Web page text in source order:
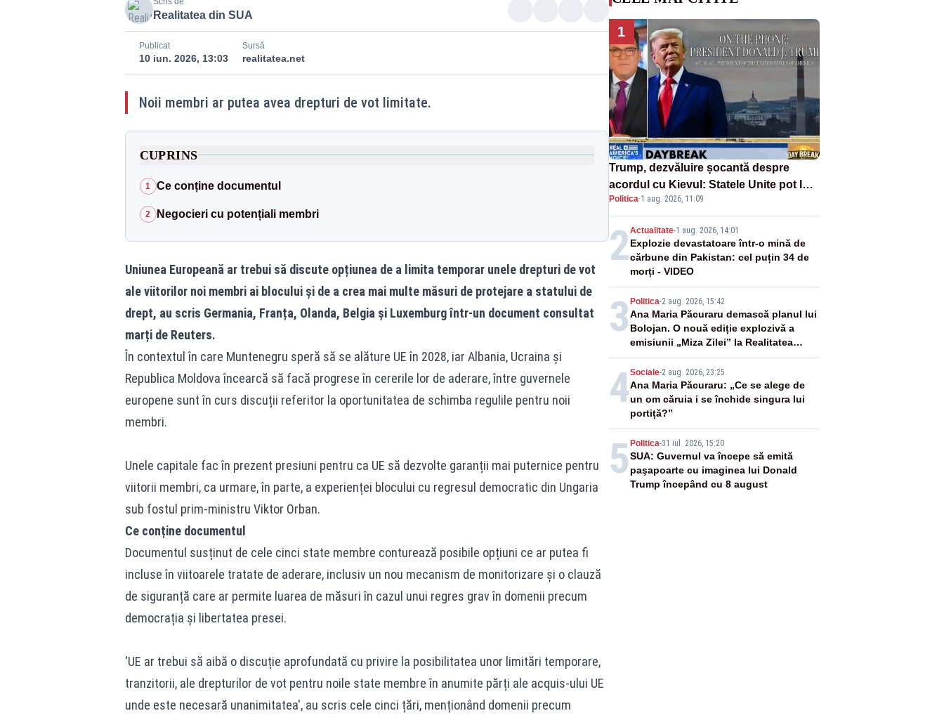
Realitatea din SUA
Publicat
10 iun. 2026, 13:03
Sursă
realitatea.net
Noii membri ar putea avea drepturi de vot limitate.
CUPRINS
1 Ce conține documentul
2 Negocieri cu potențiali membri
Uniunea Europeană ar trebui să discute opțiunea de a limita temporar unele drepturi de vot
ale viitorilor noi membri ai blocului și de a crea mai multe măsuri de protejare a statului de
drept, au scris Germania, Franța, Olanda, Belgia și Luxemburg într-un document consultat
marți de Reuters.
În contextul în care Muntenegru speră să se alăture UE în 2028, iar Albania, Ucraina și
Republica Moldova încearcă să facă progrese în cererile lor de aderare, între guvernele
europene sunt în curs discuții referitor la oportunitatea de schimba regulile pentru noii
membri.
Unele capitale fac în prezent presiuni pentru ca UE să dezvolte garanții mai puternice pentru
viitorii membri, ca urmare, în parte, a experienței blocului cu regresul democratic din Ungaria
sub fostul prim-ministru Viktor Orban.
Ce conține documentul
Documentul susținut de cele cinci state membre conturează posibile opțiuni ce ar putea fi
incluse în viitoarele tratate de aderare, inclusiv un nou mecanism de monitorizare și o clauză
de siguranță care ar permite luarea de măsuri în cazul unui regres grav în domenii precum
democrația și libertatea presei.
'UE ar trebui să aibă o discuție aprofundată cu privire la posibilitatea unor limitări temporare,
tranzitorii, ale drepturilor de vot pentru noile state membre în anumite părți ale acquis-ului UE
unde este necesară unanimitatea', au scris cele cinci țări, menționând domenii precum
1
Trump, dezvăluire șocantă despre
acordul cu Kievul: Statele Unite pot lua
«aproape tot ce vor» din minele
Ucrainei”
Politica·1 aug. 2026, 11:09
2Actualitate-1 aug. 2026, 14:01
Explozie devastatoare într-o mină de
cărbune din Pakistan: cel puțin 34 de
morți - VIDEO
3 Politica-2 aug. 2026, 15:42
Ana Maria Păcuraru demască planul lui
Bolojan. O nouă ediție explozivă a
emisiunii „Miza Zilei” la Realitatea
PLUS
4Sociale-2 aug. 2026, 23:25
Ana Maria Păcuraru: „Ce se alege de
un om căruia i se închide singura lui
portiță?”
5 Politica-31 iul. 2026, 15:20
SUA: Guvernul va începe să emită
paşapoarte cu imaginea lui Donald
Trump începând cu 8 august